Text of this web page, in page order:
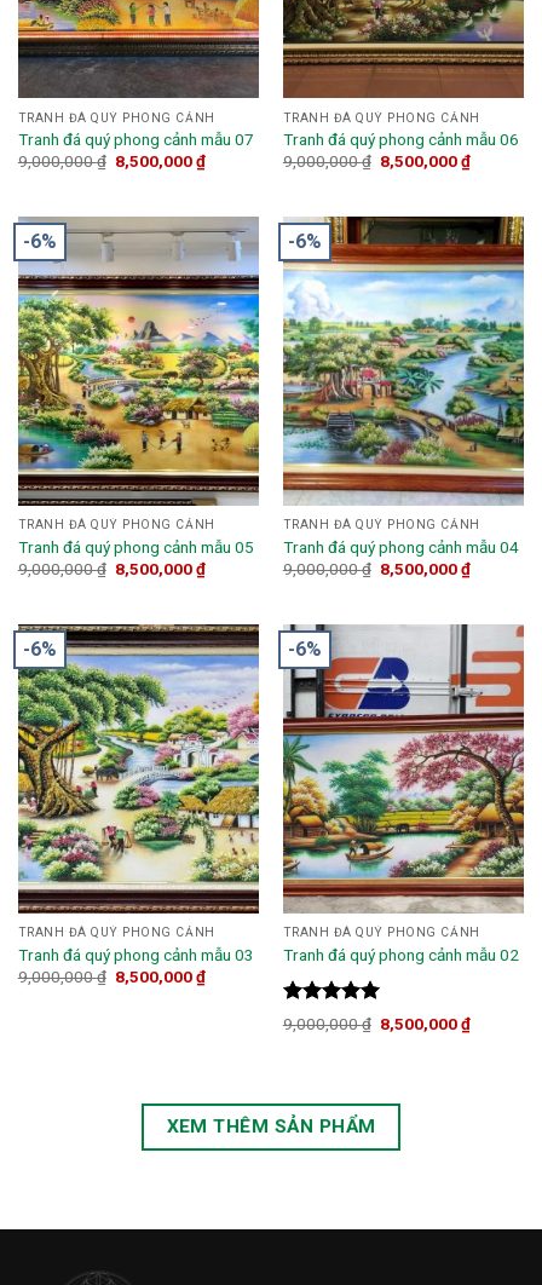
TRANH ĐÁ QUÝ PHONG CẢNH
Tranh đá quý phong cảnh mẫu 07
9,000,000₫ 8,500,000₫
TRANH ĐÁ QUÝ PHONG CẢNH
Tranh đá quý phong cảnh mẫu 06
9,000,000₫ 8,500,000₫
-6%
TRANH ĐÁ QUÝ PHONG CẢNH
Tranh đá quý phong cảnh mẫu 05
9,000,000₫ 8,500,000₫
-6%
TRANH ĐÁ QUÝ PHONG CẢNH
Tranh đá quý phong cảnh mẫu 04
9,000,000₫ 8,500,000₫
-6%
TRANH ĐÁ QUÝ PHONG CẢNH
Tranh đá quý phong cảnh mẫu 03
9,000,000₫ 8,500,000₫
-6%
TRANH ĐÁ QUÝ PHONG CẢNH
Tranh đá quý phong cảnh mẫu 02
Được xếp
hạng
5.00
9,000,000₫ 8,500,000₫
XEM THÊM SẢN PHẨM